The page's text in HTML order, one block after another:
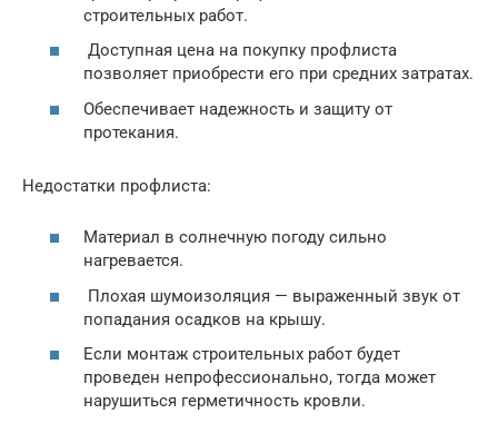
строительных работ.
Доступная цена на покупку профлиста
позволяет приобрести его при средних затратах.
Обеспечивает надежность и защиту от
протекания.
Недостатки профлиста:
Материал в солнечную погоду сильно
нагревается.
Плохая шумоизоляция — выраженный звук от
попадания осадков на крышу.
Если монтаж строительных работ будет
проведен непрофессионально, тогда может
нарушиться герметичность кровли.